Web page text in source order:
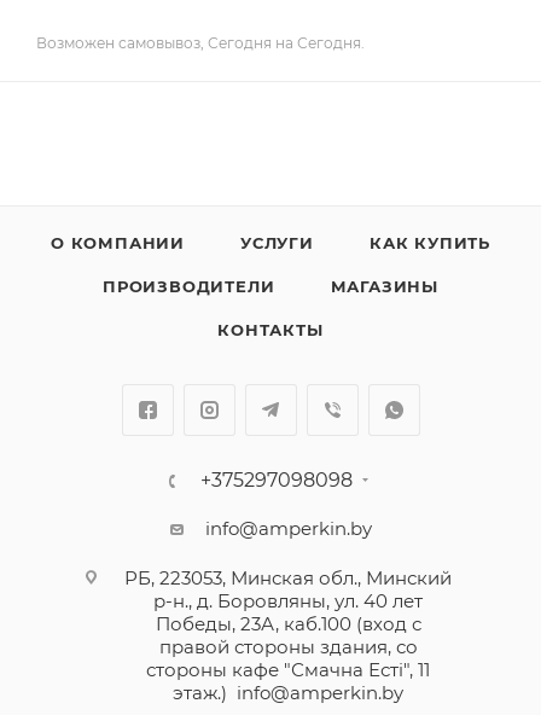
Возможен самовывоз, Сегодня на Сегодня.
О КОМПАНИИ УСЛУГИ КАК КУПИТЬ
ПРОИЗВОДИТЕЛИ МАГАЗИНЫ
КОНТАКТЫ
+375297098098
info@amperkin.by
РБ, 223053, Минская обл., Минский
р-н., д. Боровляны, ул. 40 лет
Победы, 23А, каб.100 (вход с
правой стороны здания, со
стороны кафе "Смачна Естi", 11
этаж.) info@amperkin.by